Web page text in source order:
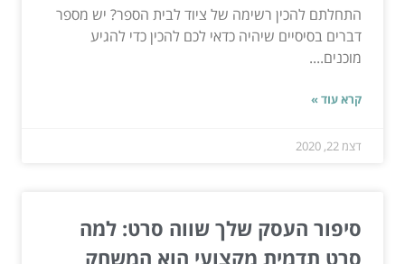
התחלתם להכין רשימה של ציוד לבית הספר? יש מספר
דברים בסיסיים שיהיה כדאי לכם להכין כדי להגיע
מוכנים....
קרא עוד »
דצמ 22, 2020
סיפור העסק שלך שווה סרט: למה
סרט תדמית מקצועי הוא המשחק